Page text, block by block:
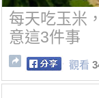
每天吃玉米
意這3件事
觀看